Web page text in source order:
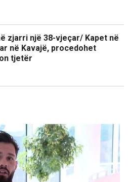
zjarri një 38-vjeçar/ Kapet në
në Kavajë, procedohet
tjetër